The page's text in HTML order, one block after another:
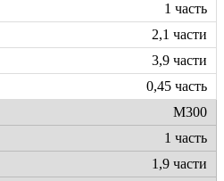
1 часть
2,1 части
3,9 части
0,45 часть
М300
1 часть
1,9 части